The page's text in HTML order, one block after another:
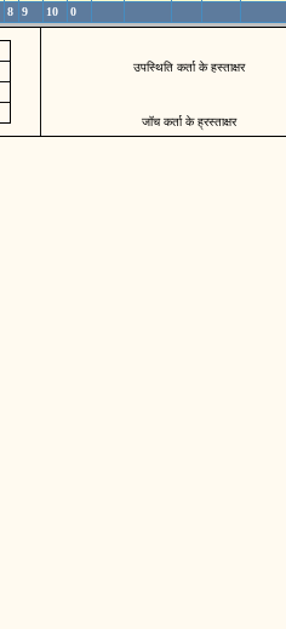
8 9 10 0
उपस्थिति कर्ता के हस्ताक्षर
जॉच कर्ता के ह्रस्ताक्षर